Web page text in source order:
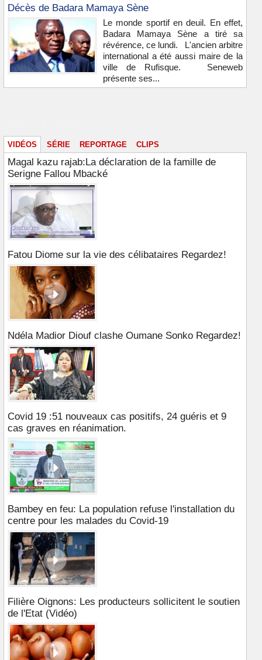
Décès de Badara Mamaya Sène
Le monde sportif en deuil. En effet,
Badara Mamaya Sène a tiré sa
révérence, ce lundi. L'ancien arbitre
international a été aussi maire de la
ville de Rufisque. Seneweb
présente ses...
VIDÉOS SÉRIE REPORTAGE CLIPS
Magal kazu rajab:La déclaration de la famille de
Serigne Fallou Mbacké
Fatou Diome sur la vie des célibataires Regardez!
Ndéla Madior Diouf clashe Oumane Sonko Regardez!
Covid 19 :51 nouveaux cas positifs, 24 guéris et 9
cas graves en réanimation.
Bambey en feu: La population refuse l'installation du
centre pour les malades du Covid-19
Filière Oignons: Les producteurs sollicitent le soutien
de l'Etat (Vidéo)